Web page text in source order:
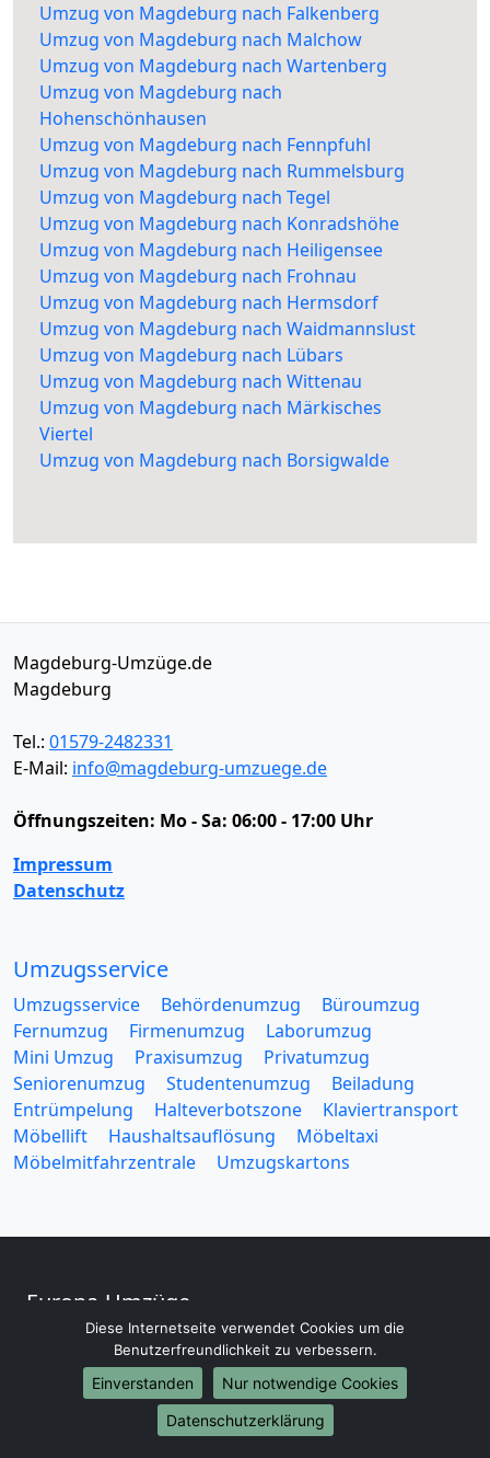
Umzug von Magdeburg nach Falkenberg
Umzug von Magdeburg nach Malchow
Umzug von Magdeburg nach Wartenberg
Umzug von Magdeburg nach
Hohenschönhausen
Umzug von Magdeburg nach Fennpfuhl
Umzug von Magdeburg nach Rummelsburg
Umzug von Magdeburg nach Tegel
Umzug von Magdeburg nach Konradshöhe
Umzug von Magdeburg nach Heiligensee
Umzug von Magdeburg nach Frohnau
Umzug von Magdeburg nach Hermsdorf
Umzug von Magdeburg nach Waidmannslust
Umzug von Magdeburg nach Lübars
Umzug von Magdeburg nach Wittenau
Umzug von Magdeburg nach Märkisches
Viertel
Umzug von Magdeburg nach Borsigwalde
Magdeburg-Umzüge.de
Magdeburg
Tel.: 01579-2482331
E-Mail: info@magdeburg-umzuege.de
Öffnungszeiten: Mo - Sa: 06:00 - 17:00 Uhr
Impressum
Datenschutz
Umzugsservice
Umzugsservice Behördenumzug
Büroumzug
Fernumzug
Firmenumzug
Laborumzug
Mini Umzug
Praxisumzug
Privatumzug
Seniorenumzug
Studentenumzug
Beiladung
Entrümpelung
Halteverbotszone
Klaviertransport
Möbellift
Haushaltsauflösung
Möbeltaxi
Möbelmitfahrzentrale
Umzugskartons
Europa-Umzüge
Umzug von Magdeburg nach Belarus
Umzug von Magdeburg nach Belgien
Umzug von Magdeburg nach Bulgarien
Umzug von Magdeburg nach Dänemark
Umzug von Magdeburg nach England
Diese Internetseite verwendet Cookies um die
Benutzerfreundlichkeit zu verbessern.
Einverstanden
Nur notwendige Cookies
Datenschutzerklärung